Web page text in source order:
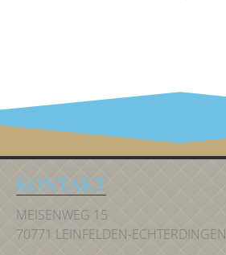
KONTAKT
MEISENWEG 15
70771 LEINFELDEN-ECHTERDINGEN